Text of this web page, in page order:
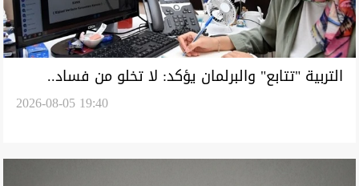
التربية "تتابع" والبرلمان يؤكد: لا تخلو من فساد..
2026-08-05 19:40